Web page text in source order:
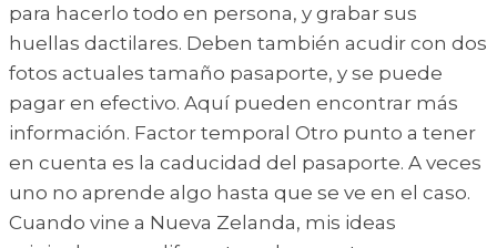
para hacerlo todo en persona, y grabar sus
huellas dactilares. Deben también acudir con dos
fotos actuales tamaño pasaporte, y se puede
pagar en efectivo. Aquí pueden encontrar más
información. Factor temporal Otro punto a tener
en cuenta es la caducidad del pasaporte. A veces
uno no aprende algo hasta que se ve en el caso.
Cuando vine a Nueva Zelanda, mis ideas